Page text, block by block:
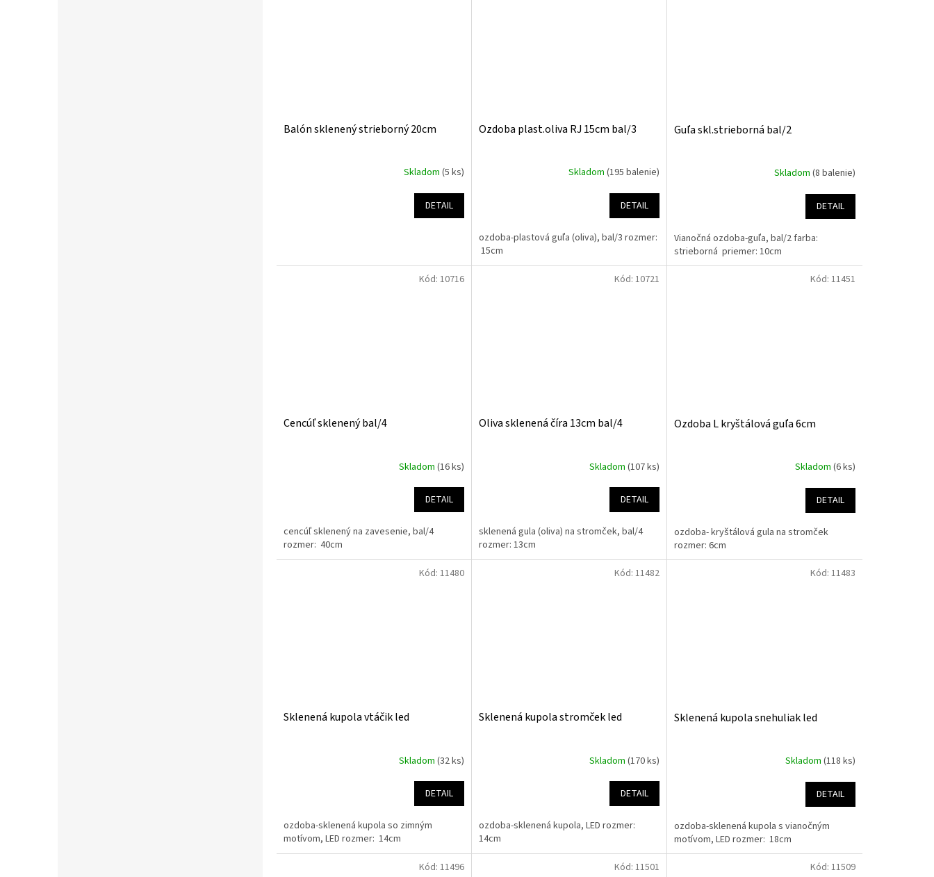
Balón sklenený strieborný 20cm
Skladom (5 ks)
DETAIL
Ozdoba plast.oliva RJ 15cm bal/3
Skladom (195 balenie)
DETAIL
ozdoba-plastová guľa (oliva), bal/3 rozmer:
15cm
Guľa skl.strieborná bal/2
Skladom (8 balenie)
DETAIL
Vianočná ozdoba-guľa, bal/2 farba:
strieborná priemer: 10cm
Cencúľ sklenený bal/4
Skladom (16 ks)
DETAIL
cencúľ sklenený na zavesenie, bal/4
rozmer: 40cm
Kód: 10716
Oliva sklenená číra 13cm bal/4
Skladom (107 ks)
DETAIL
sklenená gula (oliva) na stromček, bal/4
rozmer: 13cm
Kód: 10721
Ozdoba L kryštálová guľa 6cm
Skladom (6 ks)
DETAIL
ozdoba- kryštálová gula na stromček
rozmer: 6cm
Kód: 11451
Sklenená kupola vtáčik led
Skladom (32 ks)
DETAIL
ozdoba-sklenená kupola so zimným
motívom, LED rozmer: 14cm
Kód: 11480
Sklenená kupola stromček led
Skladom (170 ks)
DETAIL
ozdoba-sklenená kupola, LED rozmer:
14cm
Kód: 11482
Sklenená kupola snehuliak led
Skladom (118 ks)
DETAIL
ozdoba-sklenená kupola s vianočným
motívom, LED rozmer: 18cm
Kód: 11483
Kód: 11496 Kód: 11501 Kód: 11509